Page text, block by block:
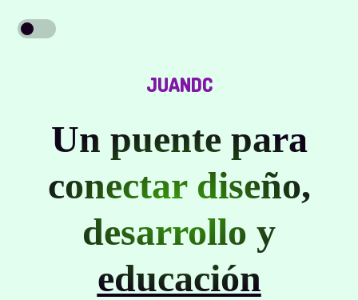
JUANDC
Un puente para
conectar diseño,
desarrollo y
educación